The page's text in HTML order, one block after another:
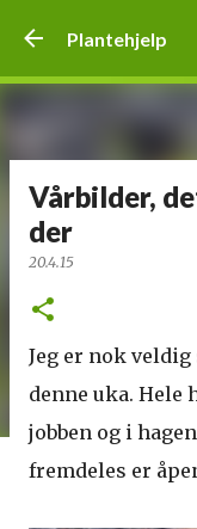
Plantehjelp
Vårbilder,
der
20.4.15
Jeg er nok veldig
denne uka. Hele
jobben og i
fremdeles er